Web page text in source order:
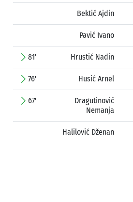
Bektić Ajdin
Pavić Ivano
81' Hrustić Nadin
76' Husić Arnel
67'
Dragutinović
Nemanja
Halilović Dženan